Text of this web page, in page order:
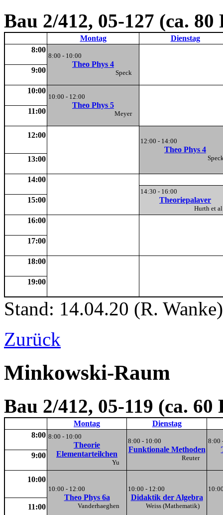
Bau 2/412, 05-127 (ca.
Montag
Dienstag
8:00
8:00 - 10:00
Theo Phys 4
Speck
9:00
10:00
10:00 - 12:00
Theo Phys 5
Meyer
11:00
12:00
12:00 - 14:00
Theo Phys 4
13:00
14:00
14:30 - 16:00
Theoriepalaver
Hurth et
15:00
16:00
17:00
18:00
19:00
Stand: 14.04.20 (R. Wanke)
Zurück
Minkowski-Raum
Bau 2/412, 05-119 (ca.
Montag
Dienstag
8:00 8:00 - 10:00
Theorie
Elementarteilchen
Yu
8:00 - 10:00
Funktionale Methoden
Reuter
8:00
9:00
10:00
10:00 - 12:00
Theo Phys 6a
Vanderhaeghen
10:00 - 12:00
Didaktik der Algebra
Weiss (Mathematik)
11:00